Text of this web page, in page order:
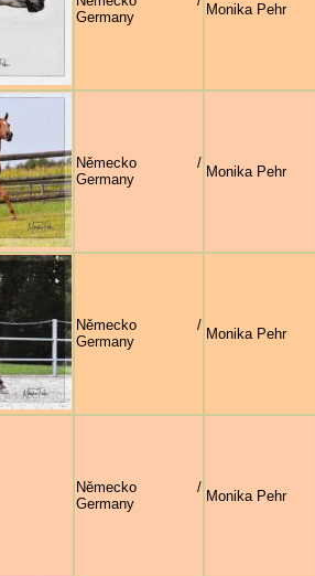
Germany
Monika Pehr
Německo /
Germany
Monika Pehr
Německo /
Germany
Monika Pehr
Německo /
Germany
Monika Pehr